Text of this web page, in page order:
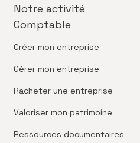
Notre activité
Comptable
Créer mon entreprise
Gérer mon entreprise
Racheter une entreprise
Valoriser mon patrimoine
Ressources documentaires